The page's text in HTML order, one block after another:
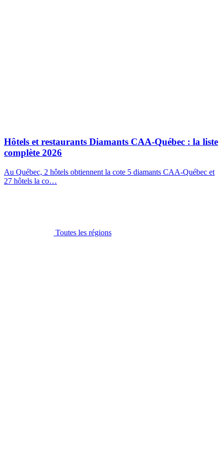
Hôtels et restaurants Diamants CAA-Québec : la liste
complète 2026
Au Québec, 2 hôtels obtiennent la cote 5 diamants CAA-Québec et
27 hôtels la co…
Toutes les régions